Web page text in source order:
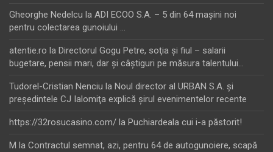
Gheorghe Nedelcu la ADI ECOO S.A. – 5 din 64 maşini noi
pentru colectarea gunoiului …
atentie.ro la Directorul Gogu Petre, soţia şi fiul – salarii
bugetare, pensii mari, dar şi câştiguri pe măsura talentului…
Tudorel-Cristian Nenciu la Noul director al URBAN S.A. şi
preşedintele CJ Ialomiţa explică şirul evenimentelor recente
https://32rosucasino.com/ la Puchiardeala cui i-a păstorit!
M la Contractul semnat, azi, pentru 64 de autogunoiere, scapă